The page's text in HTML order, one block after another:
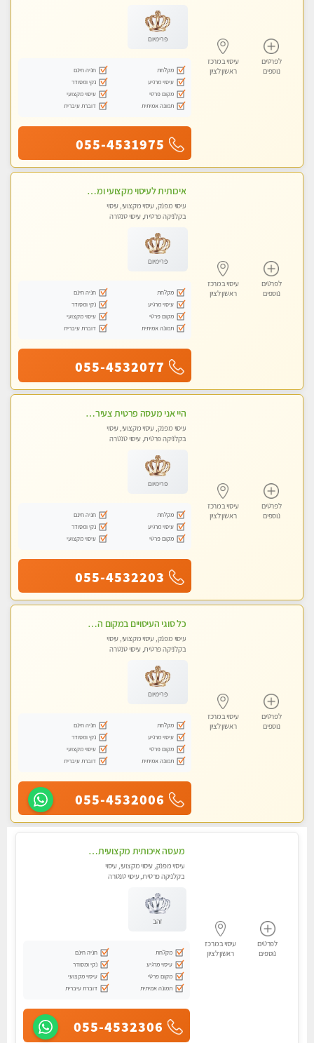
לפרטים
נוספים
עיסוי במרכז
ראשון לציון
פרימיום
מקלחת
חניה חינם
עיסוי מרגיע
נקי ומסודר
מקום פרטי
עיסוי מקצועי
תמונה אמיתית
דוברת עיברית
055-4531975
לפרטים
נוספים
עיסוי במרכז
ראשון לציון
איכותית לעיסוי מקצועי ומפנק בראשון לציון
עיסוי מפנק, עיסוי מקצועי, עיסוי
בקלניקה פרטית, עיסוי טנטרה
פרימיום
מקלחת
חניה חינם
עיסוי מרגיע
נקי ומסודר
מקום פרטי
עיסוי מקצועי
תמונה אמיתית
דוברת עיברית
055-4532077
לפרטים
נוספים
עיסוי במרכז
ראשון לציון
היי אני מעסה פרטית צעירה במרכז העיר בראשון לציון
עיסוי מפנק, עיסוי מקצועי, עיסוי
בקלניקה פרטית, עיסוי טנטרה
פרימיום
מקלחת
חניה חינם
עיסוי מרגיע
נקי ומסודר
מקום פרטי
עיסוי מקצועי
055-4532203
לפרטים
נוספים
עיסוי במרכז
ראשון לציון
כל סוגי העיסויים במקום הכי מושלם בעיר
עיסוי מפנק, עיסוי מקצועי, עיסוי
בקלניקה פרטית, עיסוי טנטרה
פרימיום
מקלחת
חניה חינם
עיסוי מרגיע
נקי ומסודר
מקום פרטי
עיסוי מקצועי
תמונה אמיתית
דוברת עיברית
055-4532006
לפרטים
נוספים
עיסוי במרכז
ראשון לציון
מעסה איכותית מקצועית ומפנקת מאוד מומלץ מאוד ....פרטי!!
עיסוי מפנק, עיסוי מקצועי, עיסוי
בקלניקה פרטית, עיסוי טנטרה
זהב
מקלחת
חניה חינם
עיסוי מרגיע
נקי ומסודר
מקום פרטי
עיסוי מקצועי
תמונה אמיתית
דוברת עיברית
055-4532306